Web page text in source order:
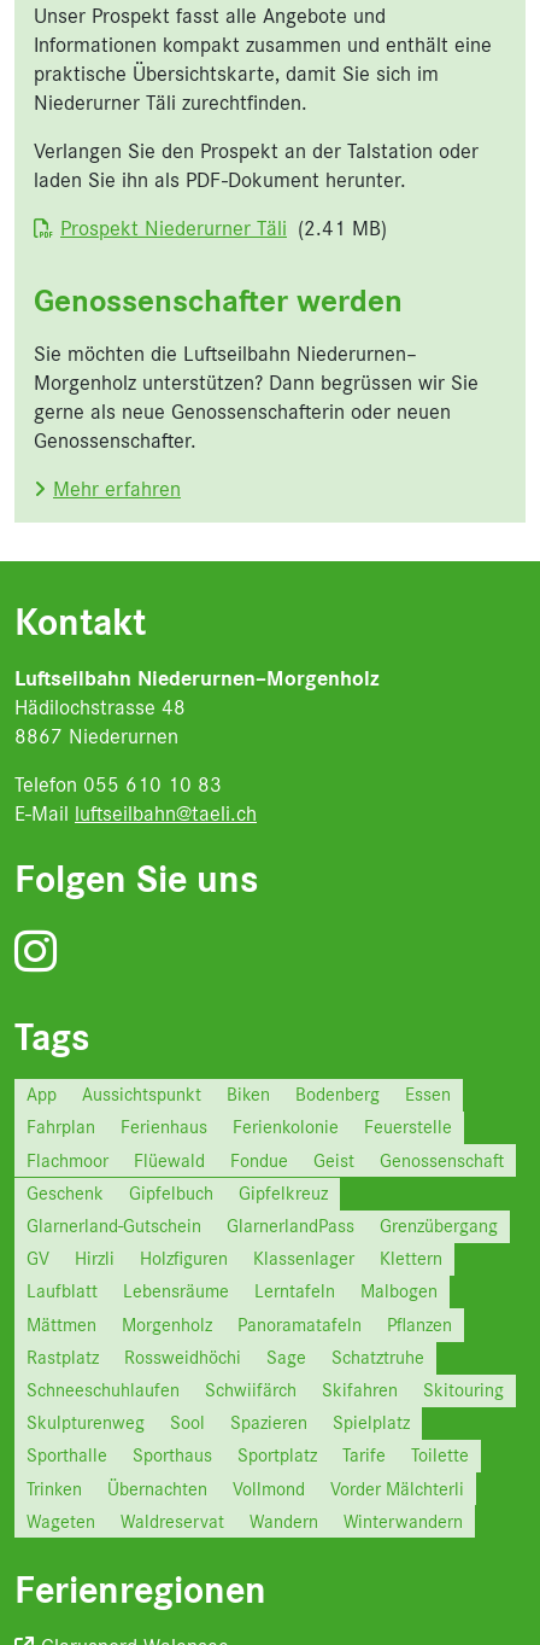
Unser Prospekt fasst alle Angebote und
Informationen kompakt zusammen und enthält eine
praktische Übersichtskarte, damit Sie sich im
Niederurner Täli zurechtfinden.
Verlangen Sie den Prospekt an der Talstation oder
laden Sie ihn als PDF-Dokument herunter.
Dokument
Prospekt Niederurner Täli (2.41 MB)
Genossenschafter werden
Sie möchten die Luftseilbahn Niederurnen–
Morgenholz unterstützen? Dann begrüssen wir Sie
gerne als neue Genossenschafterin oder neuen
Genossenschafter.
Mehr erfahren
Kontakt
Luftseilbahn Niederurnen–Morgenholz
Hädilochstrasse 48
8867 Niederurnen
Telefon 055 610 10 83
E-Mail luftseilbahn@taeli.ch
Folgen Sie uns
Tags
App Aussichtspunkt Biken Bodenberg
Essen
Fahrplan
Ferienhaus Ferienkolonie
Feuerstelle
Flachmoor
Flüewald Fondue Geist
Genossenschaft
Geschenk
Gipfelbuch
Gipfelkreuz
Glarnerland-Gutschein
GlarnerlandPass
Grenzübergang
GV
Hirzli Holzfiguren Klassenlager
Klettern
Laufblatt
Lebensräume Lerntafeln
Malbogen
Mättmen
Morgenholz Panoramatafeln
Pflanzen
Rastplatz
Rossweidhöchi Sage
Schatztruhe
Schneeschuhlaufen
Schwiifärch Skifahren
Skitouring
Skulpturenweg
Sool Spazieren
Spielplatz
Sporthalle
Sporthaus Sportplatz Tarife
Toilette
Trinken
Übernachten Vollmond
Vorder Mälchterli
Wageten
Waldreservat Wandern Winterwandern
Ferienregionen